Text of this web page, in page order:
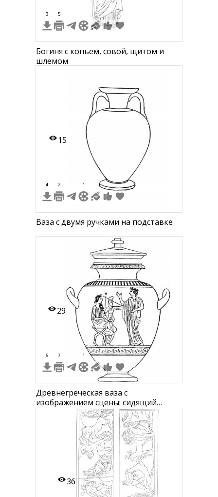
3 5
Богиня с копьем, совой, щитом и
шлемом
15
4 2 1
Ваза с двумя ручками на подставке
29
6 7 1
Древнегреческая ваза с
изображением сцены: сидящий
человек с бородой, держащий
палочку, и стоящего человека,
поднимающего руку
36